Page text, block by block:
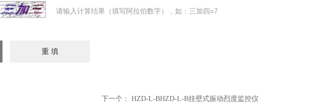
请输入计算结果（填写阿拉伯数字），如：三加四=7
下一个： HZD-L-BHZD-L-B挂壁式振动烈度监控仪